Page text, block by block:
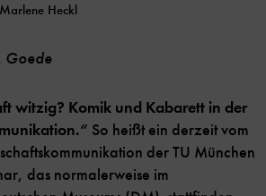
Heckl
Goede
witzig? Komik und Kabarett in der
So heißt ein derzeit vom
der TU München
das normalerweise im